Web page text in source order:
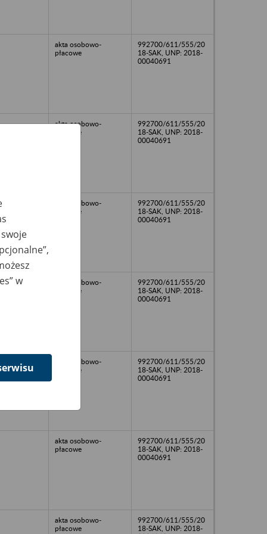
akta osobowo-
płacowe
992700/611/555/20
18-SAK, UNP: 2018-
00040691
akta osobowo-
płacowe
992700/611/555/20
18-SAK, UNP: 2018-
00040691
akta osobowo-
płacowe
992700/611/555/20
18-SAK, UNP: 2018-
00040691
akta osobowo-
płacowe
992700/611/555/20
18-SAK, UNP: 2018-
00040691
akta osobowo-
płacowe
992700/611/555/20
18-SAK, UNP: 2018-
00040691
akta osobowo-
płacowe
992700/611/555/20
18-SAK, UNP: 2018-
00040691
akta osobowo-
płacowe
992700/611/555/20
18-SAK, UNP: 2018-
w